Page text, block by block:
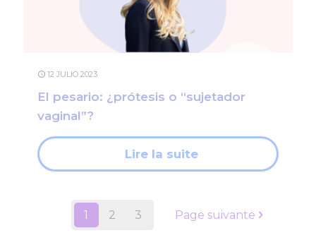
12 JULIO 2023
El pesario: ¿prótesis o “sujetador
vaginal”?
Lire la suite
1 2 3 Page suivante